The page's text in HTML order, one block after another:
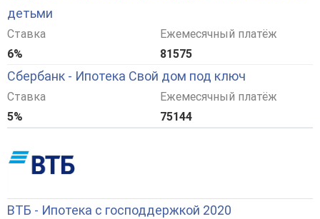
детьми
Ставка
6%
Ежемесячный платёж
81575
Сбербанк - Ипотека Свой дом под ключ
Ставка
5%
Ежемесячный платёж
75144
ВТБ - Ипотека с господдержкой 2020